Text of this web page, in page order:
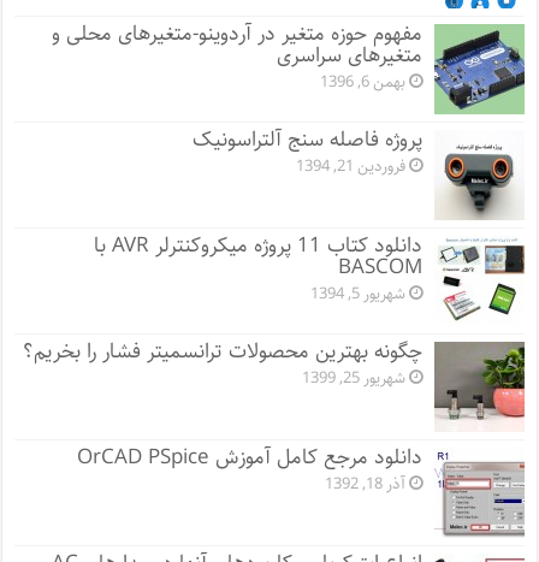
مفهوم حوزه متغیر در آردوینو-متغیرهای محلی و
متغیرهای سراسری
بهمن 6, 1396
پروژه فاصله سنج آلتراسونیک
فروردین 21, 1394
دانلود کتاب 11 پروژه میکروکنترلر AVR با
BASCOM
شهریور 5, 1394
چگونه بهترین محصولات ترانسمیتر فشار را بخریم؟
شهریور 25, 1399
دانلود مرجع کامل آموزش OrCAD PSpice
آذر 18, 1392